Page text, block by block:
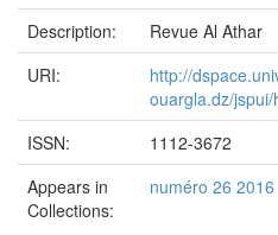
Description:
Revue Al Athar
URI:
http://
ouargla.dz/
ISSN:
1112-3672
Appears in
Collections:
numéro 26 2016